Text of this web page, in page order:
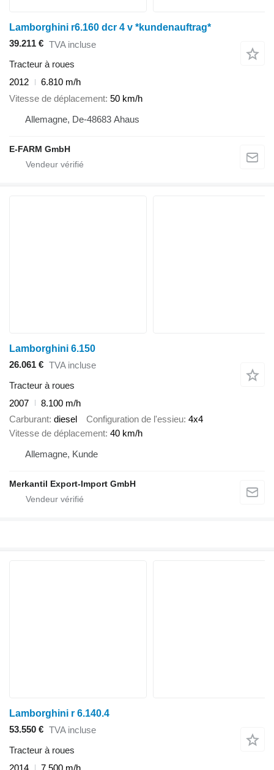
Lamborghini r6.160 dcr 4 v *kundenauftrag*
39.211 € TVA incluse
Tracteur à roues
2012
6.810 m/h
Vitesse de déplacement 50 km/h
Allemagne, De-48683 Ahaus
E-FARM GmbH
Lamborghini 6.150
26.061 € TVA incluse
Tracteur à roues
2007
8.100 m/h
Carburant diesel Configuration de l'essieu 4x4
Vitesse de déplacement 40 km/h
Allemagne, Kunde
Merkantil Export-Import GmbH
Lamborghini r 6.140.4
53.550 € TVA incluse
Tracteur à roues
2014
7.500 m/h